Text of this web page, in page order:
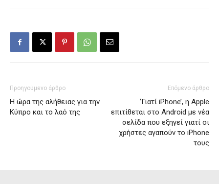
Προηγούμενο άρθρο
Η ώρα της αλήθειας για την
Κύπρο και το λαό της
Επόμενο άρθρο
‘Γιατί iPhone’, η Apple
επιτίθεται στο Android με νέα
σελίδα που εξηγεί γιατί οι
χρήστες αγαπούν το iPhone
τους